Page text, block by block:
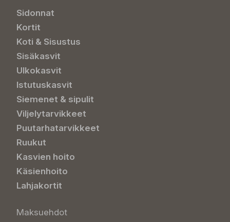
Sidonnat
Kortit
Koti & Sisustus
Sisäkasvit
Ulkokasvit
Istutuskasvit
Siemenet & sipulit
Viljelytarvikkeet
Puutarhatarvikkeet
Ruukut
Kasvien hoito
Käsienhoito
Lahjakortit
Maksuehdot